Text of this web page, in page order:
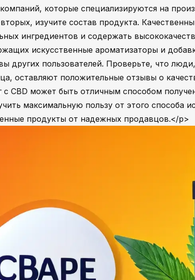
которые специализируются на
изучите состав продукта.
ингредиентов и содержать
искусственные ароматизаторы и
других пользователей. Проверьте, что
оставляют положительные отзывы о
CBD может быть отличным способом
максимальную пользу от этого способа
продукты от надежных продавцов.</p>